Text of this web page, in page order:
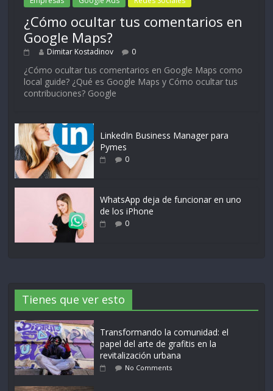
¿Cómo ocultar tus comentarios en
Google Maps?
Dimitar Kostadinov 0
¿Cómo ocultar tus comentarios en Google Maps como
local guide? ¿Qué es Google Maps y Cómo ocultar tus
contribuciones? Google
LinkedIn Business Manager para
Pymes
0
WhatsApp deja de funcionar en uno
de los iPhone
0
Tienes que ver esto
Transformando la comunidad: el
papel del arte de grafitis en la
revitalización urbana
No Comments